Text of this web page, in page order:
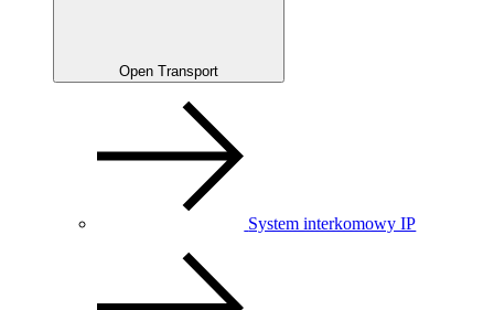
Open Transport
System interkomowy IP